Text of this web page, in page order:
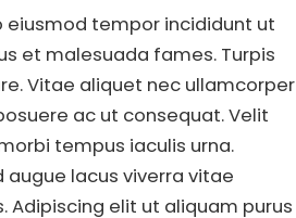
eiusmod tempor incididunt ut
et malesuada fames. Turpis
Vitae aliquet nec ullamcorper
ac ut consequat. Velit
tempus iaculis urna.
lacus viverra vitae
Adipiscing elit ut aliquam purus